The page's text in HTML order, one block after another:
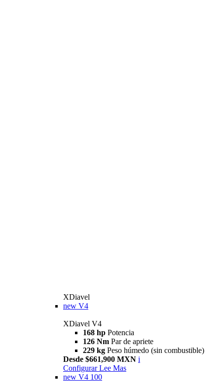
XDiavel
new V4
XDiavel V4
168 hp Potencia
126 Nm Par de apriete
229 kg Peso húmedo (sin combustible)
Desde $661,900 MXN i
Configurar Lee Mas
new V4 100